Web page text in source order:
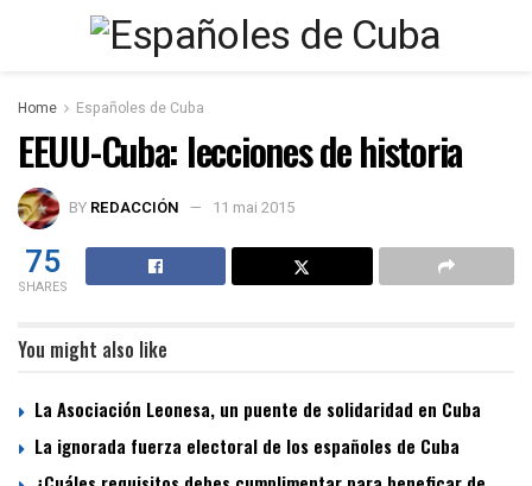
Home Españoles de Cuba
EEUU-Cuba: lecciones de historia
BY REDACCIÓN 11 mai 2015
75
SHARES
You might also like
La Asociación Leonesa, un puente de solidaridad en Cuba
La ignorada fuerza electoral de los españoles de Cuba